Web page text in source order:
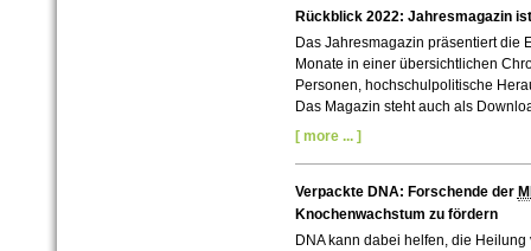
Rückblick 2022: Jahresmagazin
Das Jahresmagazin präsentiert die
Monate in einer übersichtlichen
Personen, hochschulpolitische
Das Magazin steht auch als
[ more ... ]
Verpackte DNA: Forschende der
Knochenwachstum zu fördern
DNA kann dabei helfen, die